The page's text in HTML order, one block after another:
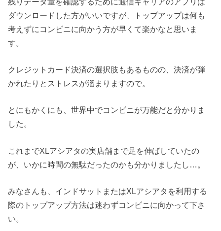
ダウンロードした方がいいですが、トップアップは何も
考えずにコンビニに向かう方が早くて楽かなと思いま
す。
クレジットカード決済の選択肢もあるものの、決済が弾
かれたりとストレスが溜まりますので。
とにもかくにも、世界中でコンビニが万能だと分かりま
した。
これまでXLアシアタの実店舗まで足を伸ばしていたの
が、いかに時間の無駄だったのかも分かりましたし…。
みなさんも、インドサットまたはXLアシアタを利用する
際のトップアップ方法は迷わずコンビニに向かって下さ
い。